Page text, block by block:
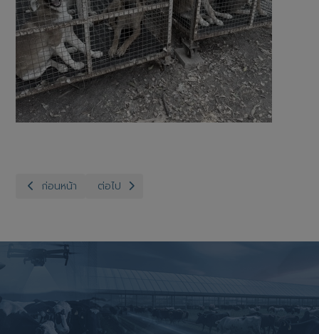
เนื้อหาก่อนหน้า: สำนักงานปศุสัตว์จังหวัดอ่างทอง กลุ่มพัฒนาคุณภา
ก่อนหน้า เนื้อหาถัดไป: สำนักงานปศุสัตว์จังหวัดอ่างทอง กลุ่
ต่อไป